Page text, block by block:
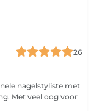
26
nagelstyliste met
Met veel oog voor